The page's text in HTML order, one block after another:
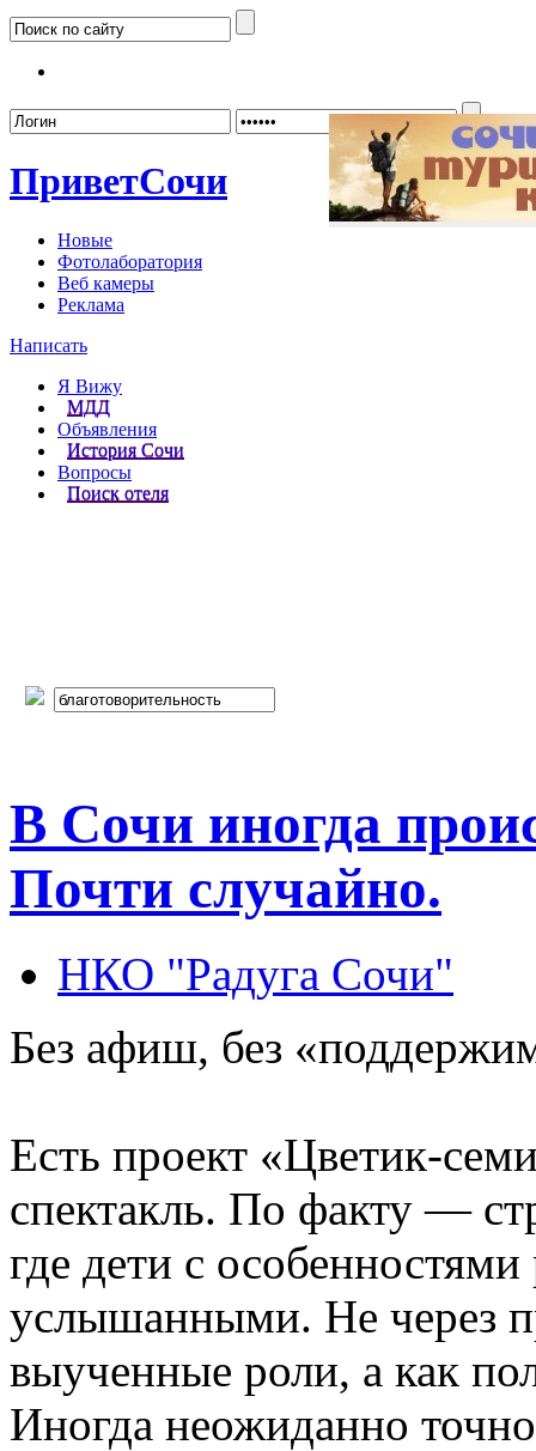
ПриветСочи
Новые
Фотолаборатория
Веб камеры
Реклама
Написать
Я Вижу
МДД
Объявления
История Сочи
Вопросы
Поиск отеля
В Сочи иногда
Почти случайно.
НКО "Радуга Сочи"
Без афиш, без
Есть проект «Цветик-
спектакль. По факту —
где дети с
услышанными. Не через
выученные роли, а как
Иногда неожиданно